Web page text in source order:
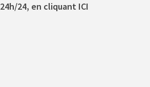
24h/24, en cliquant ICI